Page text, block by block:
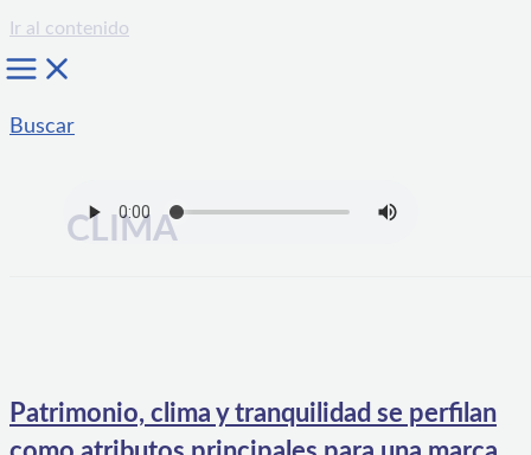
Ir al contenido
Buscar
CLIMA
Patrimonio, clima y tranquilidad se perfilan